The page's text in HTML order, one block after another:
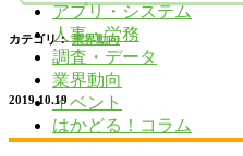
アプリ・システム
人事・労務
調査・データ
業界動向
イベント
はかどる！コラム
カテゴリ： 業界動向
2019.10.19